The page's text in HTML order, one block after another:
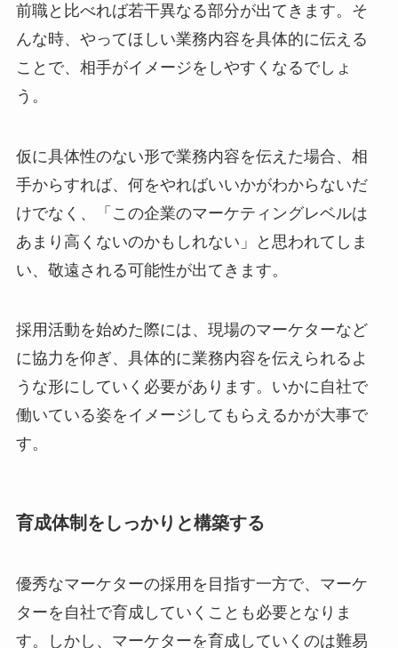
前職と比べれば若干異なる部分が出てきます。そ
んな時、やってほしい業務内容を具体的に伝える
ことで、相手がイメージをしやすくなるでしょ
う。
仮に具体性のない形で業務内容を伝えた場合、相
手からすれば、何をやればいいかがわからないだ
けでなく、「この企業のマーケティングレベルは
あまり高くないのかもしれない」と思われてしま
い、敬遠される可能性が出てきます。
採用活動を始めた際には、現場のマーケターなど
に協力を仰ぎ、具体的に業務内容を伝えられるよ
うな形にしていく必要があります。いかに自社で
働いている姿をイメージしてもらえるかが大事で
す。
育成体制をしっかりと構築する
優秀なマーケターの採用を目指す一方で、マーケ
ターを自社で育成していくことも必要となりま
す。しかし、マーケターを育成していくのは難易